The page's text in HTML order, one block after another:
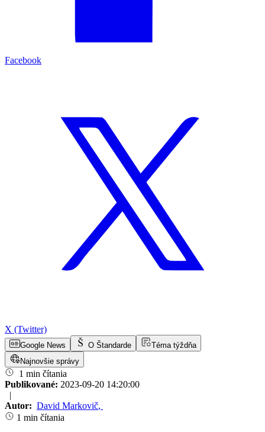
Facebook
X (Twitter)
Google News O Štandarde
Téma týždňa
Najnovšie správy
1 min čítania
Publikované: 2023-09-20 14:20:00
|
Autor: David Markovič,
1 min čítania